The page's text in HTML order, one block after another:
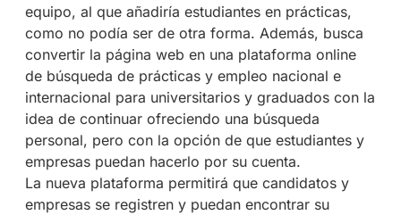
equipo, al que añadiría estudiantes en prácticas,
como no podía ser de otra forma. Además, busca
convertir la página web en una plataforma online
de búsqueda de prácticas y empleo nacional e
internacional para universitarios y graduados con la
idea de continuar ofreciendo una búsqueda
personal, pero con la opción de que estudiantes y
empresas puedan hacerlo por su cuenta.
La nueva plataforma permitirá que candidatos y
empresas se registren y puedan encontrar su